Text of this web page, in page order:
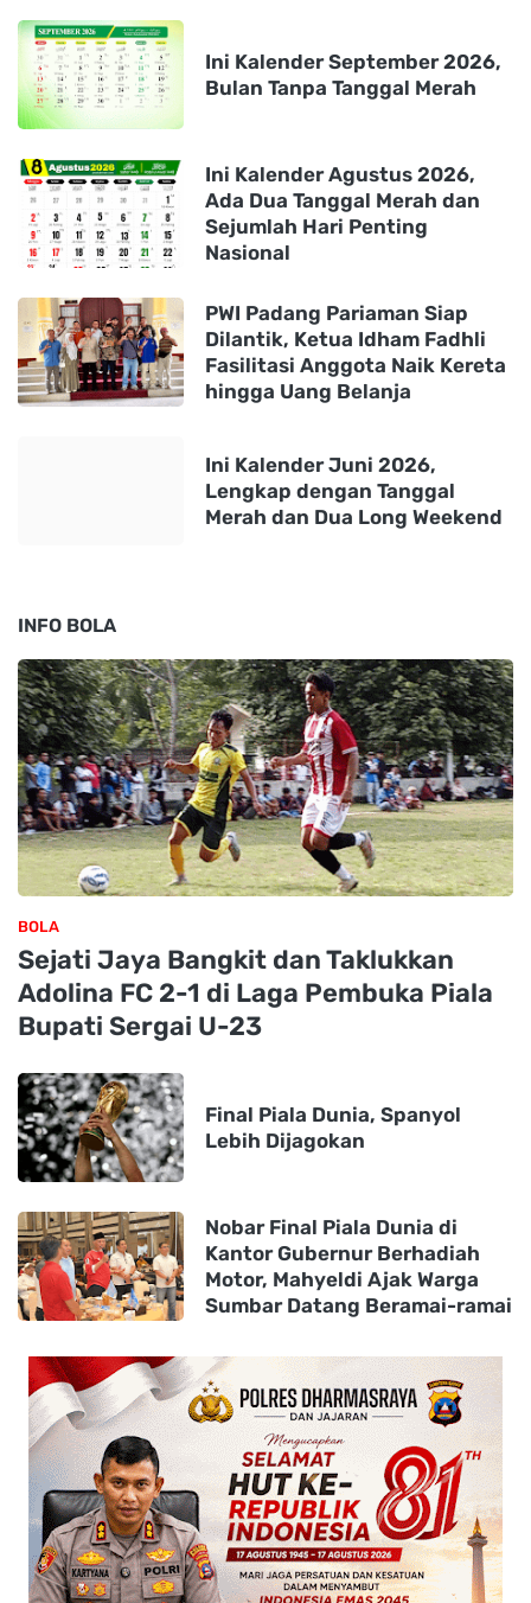
Ini Kalender September 2026,
Bulan Tanpa Tanggal Merah
Ini Kalender Agustus 2026,
Ada Dua Tanggal Merah dan
Sejumlah Hari Penting
Nasional
PWI Padang Pariaman Siap
Dilantik, Ketua Idham Fadhli
Fasilitasi Anggota Naik Kereta
hingga Uang Belanja
Ini Kalender Juni 2026,
Lengkap dengan Tanggal
Merah dan Dua Long Weekend
INFO BOLA
BOLA
Sejati Jaya Bangkit dan Taklukkan
Adolina FC 2-1 di Laga Pembuka Piala
Bupati Sergai U-23
Final Piala Dunia, Spanyol
Lebih Dijagokan
Nobar Final Piala Dunia di
Kantor Gubernur Berhadiah
Motor, Mahyeldi Ajak Warga
Sumbar Datang Beramai-ramai